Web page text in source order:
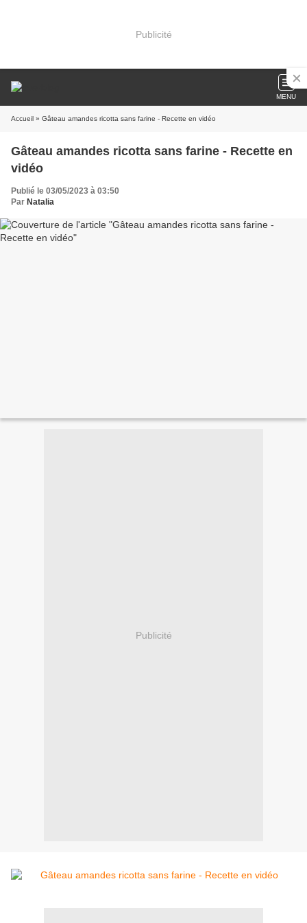
Publicité
MENU
Accueil » Gâteau amandes ricotta sans farine - Recette en vidéo
Gâteau amandes ricotta sans farine - Recette en
vidéo
Publié le 03/05/2023 à 03:50
Par Natalia
Publicité